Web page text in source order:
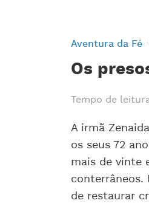
Aventura da Fé
Os
Tempo de
A irmã
os seus 72
mais de vinte
conterrâneos.
de restaurar